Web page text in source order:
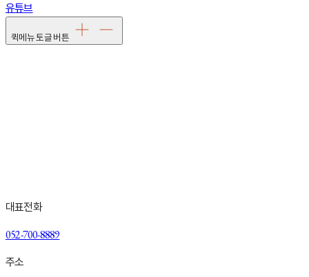
유튜브
퀵메뉴 토글 버튼
대표전화
052-700-8889
주소